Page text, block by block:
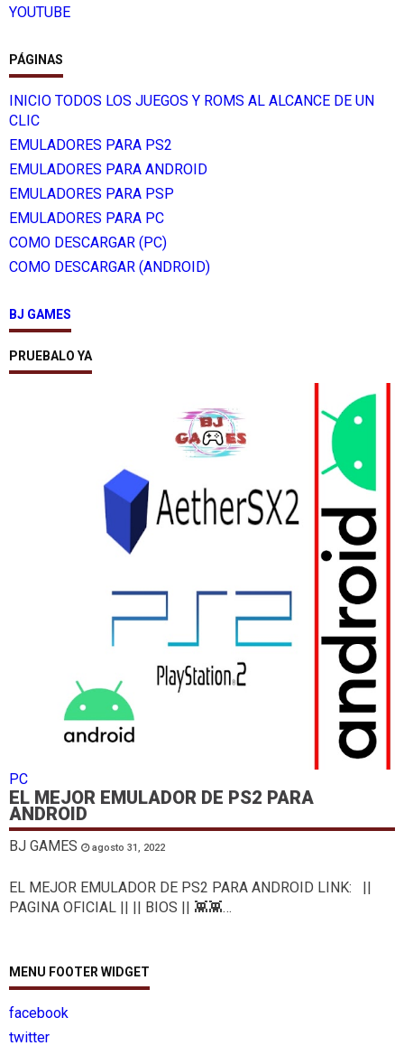
YOUTUBE
PÁGINAS
INICIO TODOS LOS JUEGOS Y ROMS AL ALCANCE DE UN
CLIC
EMULADORES PARA PS2
EMULADORES PARA ANDROID
EMULADORES PARA PSP
EMULADORES PARA PC
COMO DESCARGAR (PC)
COMO DESCARGAR (ANDROID)
BJ GAMES
PRUEBALO YA
PC
EL MEJOR EMULADOR DE PS2 PARA
ANDROID
BJ GAMES agosto 31, 2022
EL MEJOR EMULADOR DE PS2 PARA ANDROID LINK: ||
PAGINA OFICIAL || || BIOS || 👾👾…
MENU FOOTER WIDGET
facebook
twitter